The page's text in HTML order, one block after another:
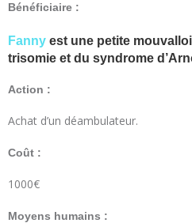
Bénéficiaire :
Fanny est une petite
trisomie et du syndrome
Action :
Achat d’un déambulateur.
Coût :
1000€
Moyens humains :